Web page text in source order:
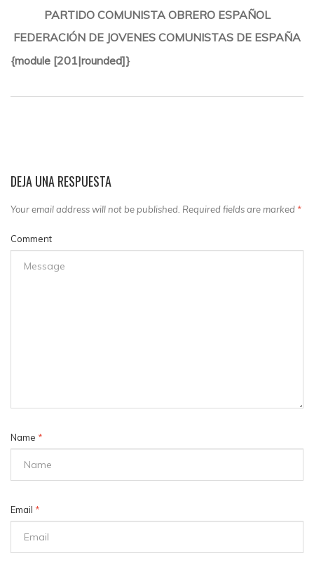
PARTIDO COMUNISTA OBRERO ESPAÑOL
FEDERACIÓN DE JOVENES COMUNISTAS DE ESPAÑA
{module [201|rounded]}
DEJA UNA RESPUESTA
Your email address will not be published. Required fields are marked *
Comment
Name *
Email *